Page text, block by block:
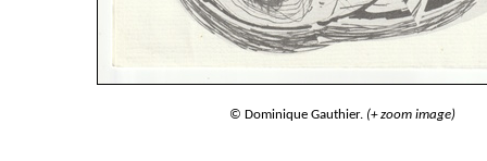
© Dominique Gauthier. (+ zoom image)